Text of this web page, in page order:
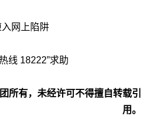
入网上陷阱
线 18222”求助
所有，未经许可不得擅自转载引
用。